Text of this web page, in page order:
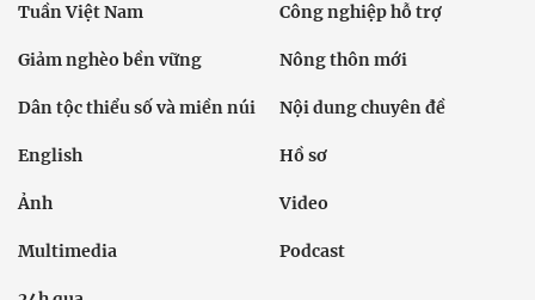
Tuần Việt Nam Công nghiệp hỗ trợ
Giảm nghèo bền vững Nông thôn mới
Dân tộc thiểu số và miền núi Nội dung chuyên đề
English Hồ sơ
Ảnh Video
Multimedia Podcast